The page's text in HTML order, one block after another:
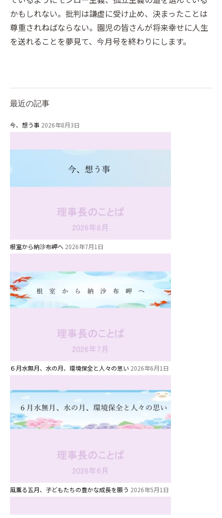
かもしれない。批判は謙虚に受け止め、決まったことは
尊重されねばならない。園児の皆さんが将来幸せに人生
を送れることを夢見て、今月号を終わりにします。
最近の記事
今、想う事 2026年8月3日
根室から納沙布岬へ 2026年7月1日
６月水無月、水の月、環境保全と人々の思い 2026年6月1日
風薫る五月、子どもたちの豊かな成長を願う 2026年5月1日
今日の幼稚園